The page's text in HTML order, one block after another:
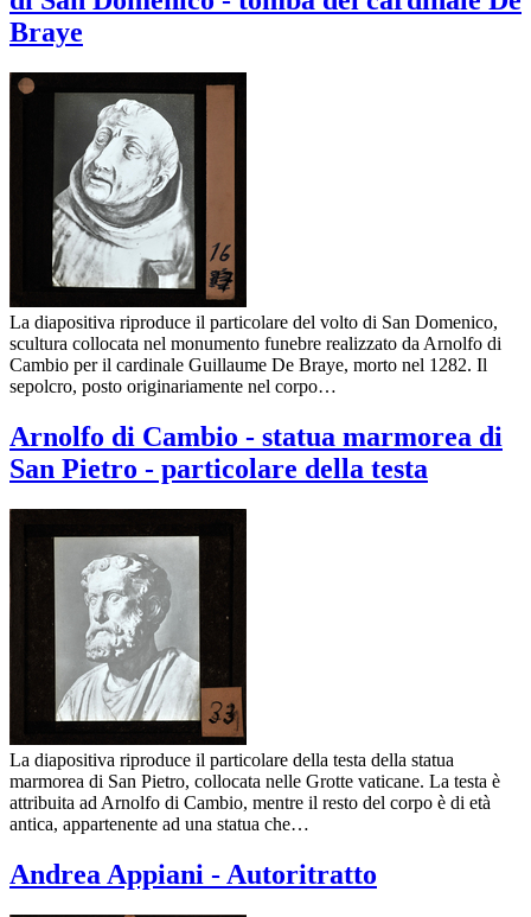
Braye
La diapositiva riproduce il particolare del volto di San Domenico,
scultura collocata nel monumento funebre realizzato da Arnolfo di
Cambio per il cardinale Guillaume De Braye, morto nel 1282. Il
sepolcro, posto originariamente nel corpo…
Arnolfo di Cambio - statua marmorea di
San Pietro - particolare della testa
La diapositiva riproduce il particolare della testa della statua
marmorea di San Pietro, collocata nelle Grotte vaticane. La testa è
attribuita ad Arnolfo di Cambio, mentre il resto del corpo è di età
antica, appartenente ad una statua che…
Andrea Appiani - Autoritratto